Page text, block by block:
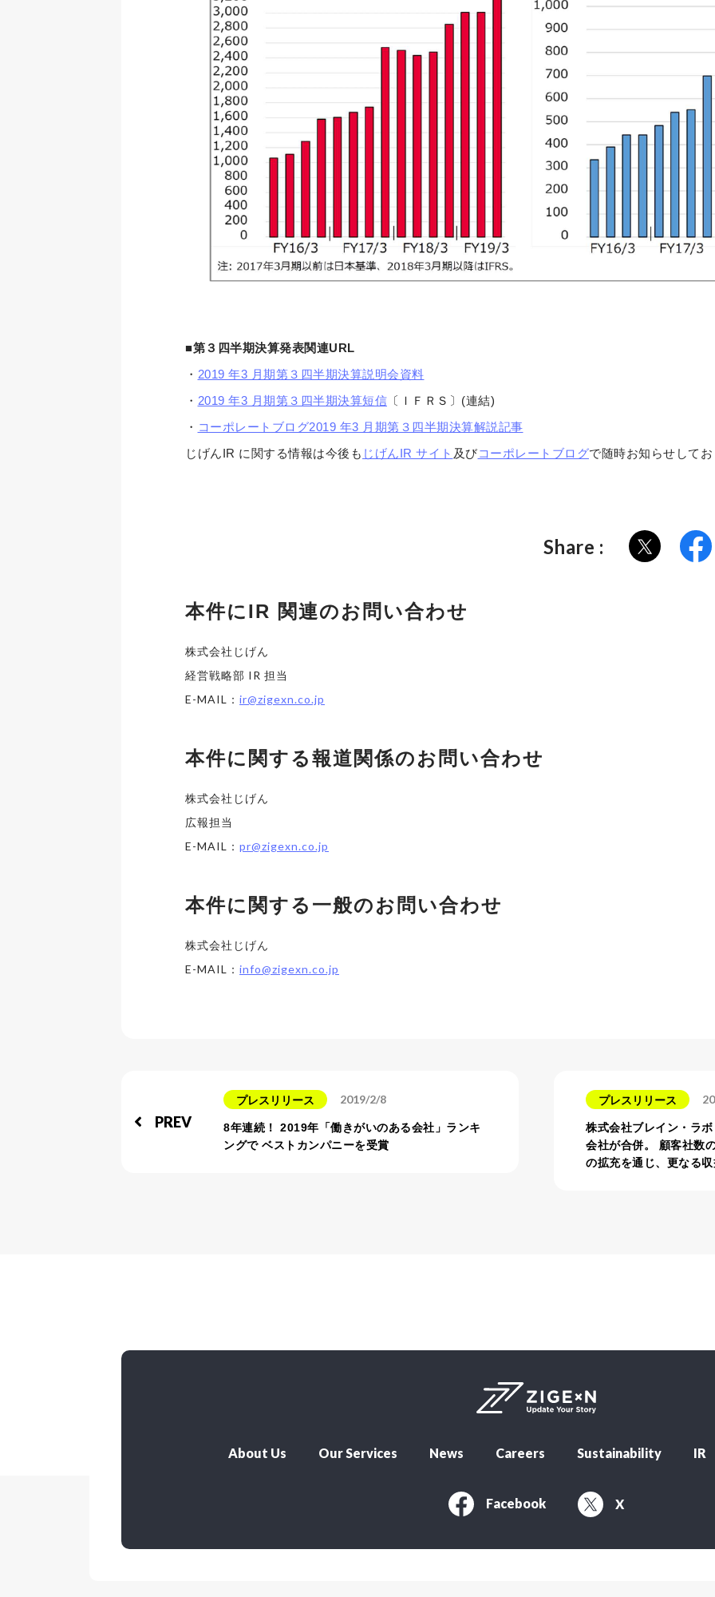
■第３四半期決算発表関連URL
・ 2019 年3 月期第３四半期決算説明会資料
・ 2019 年3 月期第３四半期決算短信 〔ＩＦＲＳ〕(連結)
・ コーポレートブログ2019 年3 月期第３四半期決算解説記事
じげんIR に関する情報は今後も じげんIR サイト 及びコーポレートブログで随時お知らせして
Share :
本件にIR 関連のお問い合わせ
株式会社じげん
経営戦略部 IR 担当
E-MAIL： ir@zigexn.co.jp
本件に関する報道関係のお問い合わせ
株式会社じげん
広報担当
E-MAIL： pr@zigexn.co.jp
本件に関する一般のお問い合わせ
株式会社じげん
E-MAIL： info@zigexn.co.jp
PREV
プレスリリース 2019/2/8
8年連続！ 2019年「働きがいのある会社」ランキ
ングで ベストカンパニーを受賞
プレスリリース
株式会社ブレイン・ラ
会社が合併。 顧客社数
の拡充を通じ、更なる
About Us Our Services News Careers Sustainability IR
Facebook X